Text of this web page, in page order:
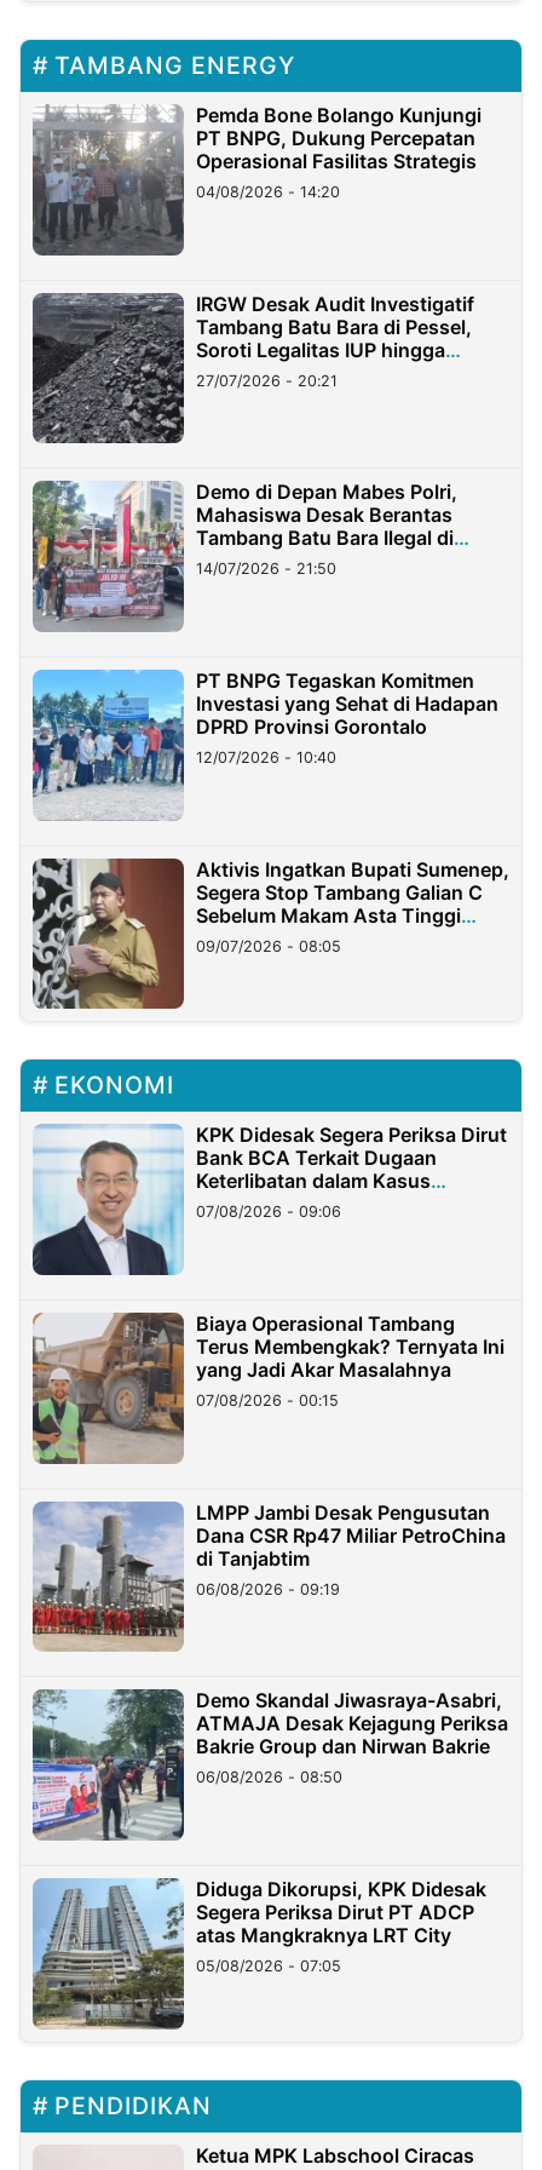
TAMBANG ENERGY
Pemda Bone Bolango Kunjungi
PT BNPG, Dukung Percepatan
Operasional Fasilitas Strategis
04/08/2026 - 14:20
IRGW Desak Audit Investigatif
Tambang Batu Bara di Pessel,
Soroti Legalitas IUP hingga
Stockpile
27/07/2026 - 20:21
Demo di Depan Mabes Polri,
Mahasiswa Desak Berantas
Tambang Batu Bara Ilegal di
Lampung
14/07/2026 - 21:50
PT BNPG Tegaskan Komitmen
Investasi yang Sehat di Hadapan
DPRD Provinsi Gorontalo
12/07/2026 - 10:40
Aktivis Ingatkan Bupati Sumenep,
Segera Stop Tambang Galian C
Sebelum Makam Asta Tinggi
Longsor
09/07/2026 - 08:05
EKONOMI
KPK Didesak Segera Periksa Dirut
Bank BCA Terkait Dugaan
Keterlibatan dalam Kasus
Hilangnya Dana Nasabah Rp2,58
Miliar
07/08/2026 - 09:06
Biaya Operasional Tambang
Terus Membengkak? Ternyata Ini
yang Jadi Akar Masalahnya
07/08/2026 - 00:15
LMPP Jambi Desak Pengusutan
Dana CSR Rp47 Miliar PetroChina
di Tanjabtim
06/08/2026 - 09:19
Demo Skandal Jiwasraya-Asabri,
ATMAJA Desak Kejagung Periksa
Bakrie Group dan Nirwan Bakrie
06/08/2026 - 08:50
Diduga Dikorupsi, KPK Didesak
Segera Periksa Dirut PT ADCP
atas Mangkraknya LRT City
05/08/2026 - 07:05
PENDIDIKAN
Ketua MPK Labschool Ciracas